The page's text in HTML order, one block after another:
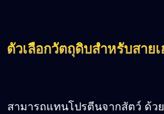
ตัวเลือกวัตถุดิบสำหรับสาย
สามารถแทนโปรตีนจากสัตว์ ด้ว